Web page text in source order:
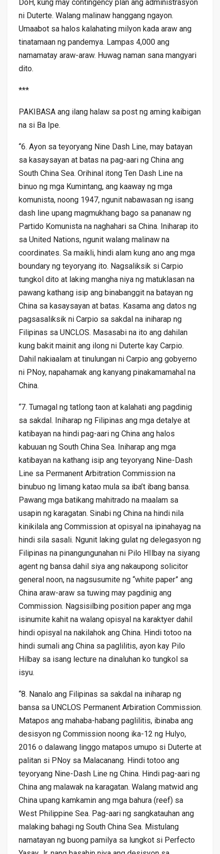
DoH, kung may contingency plan ang administrasyon
ni Duterte. Walang malinaw hanggang ngayon.
Umaabot sa halos kalahating milyon kada araw ang
tinatamaan ng pandemya. Lampas 4,000 ang
namamatay araw-araw. Huwag naman sana mangyari
dito.
***
PAKIBASA ang ilang halaw sa post ng aming kaibigan
na si Ba Ipe.
“6. Ayon sa teyoryang Nine Dash Line, may batayan
sa kasaysayan at batas na pag-aari ng China ang
South China Sea. Orihinal itong Ten Dash Line na
binuo ng mga Kumintang, ang kaaway ng mga
komunista, noong 1947, ngunit nabawasan ng isang
dash line upang magmukhang bago sa pananaw ng
Partido Komunista na naghahari sa China. Iniharap ito
sa United Nations, ngunit walang malinaw na
coordinates. Sa maikli, hindi alam kung ano ang mga
boundary ng teyoryang ito. Nagsaliksik si Carpio
tungkol dito at laking mangha niya ng matuklasan na
pawang kathang isip ang binabanggit na batayan ng
China sa kasaysayan at batas. Kasama ang datos ng
pagsasaliksik ni Carpio sa sakdal na iniharap ng
Filipinas sa UNCLOS. Masasabi na ito ang dahilan
kung bakit mainit ang ilong ni Duterte kay Carpio.
Dahil nakiaalam at tinulungan ni Carpio ang gobyerno
ni PNoy, napahamak ang kanyang pinakamamahal na
China.
“7. Tumagal ng tatlong taon at kalahati ang pagdinig
sa sakdal. Iniharap ng Filipinas ang mga detalye at
katibayan na hindi pag-aari ng China ang halos
kabuuan ng South China Sea. Iniharap ang mga
katibayan na kathang isip ang teyoryang Nine-Dash
Line sa Permanent Arbitration Commission na
binubuo ng limang katao mula sa iba’t ibang bansa.
Pawang mga batikang mahitrado na maalam sa
usapin ng karagatan. Sinabi ng China na hindi nila
kinikilala ang Commission at opisyal na ipinahayag na
hindi sila sasali. Ngunit laking gulat ng delegasyon ng
Filipinas na pinangungunahan ni Pilo HIlbay na siyang
agent ng bansa dahil siya ang nakaupong solicitor
general noon, na nagsusumite ng “white paper” ang
China araw-araw sa tuwing may pagdinig ang
Commission. Nagsisilbing position paper ang mga
isinumite kahit na walang opisyal na karaktyer dahil
hindi opisyal na nakilahok ang China. Hindi totoo na
hindi sumali ang China sa paglilitis, ayon kay Pilo
Hilbay sa isang lecture na dinaluhan ko tungkol sa
isyu.
“8. Nanalo ang Filipinas sa sakdal na iniharap ng
bansa sa UNCLOS Permanent Arbiration Commission.
Matapos ang mahaba-habang paglilitis, ibinaba ang
desisyon ng Commission noong ika-12 ng Hulyo,
2016 o dalawang linggo matapos umupo si Duterte at
palitan si PNoy sa Malacanang. Hindi totoo ang
teyoryang Nine-Dash Line ng China. Hindi pag-aari ng
China ang malawak na karagatan. Walang matwid ang
China upang kamkamin ang mga bahura (reef) sa
West Philippine Sea. Pag-aari ng sangkatauhan ang
malaking bahagi ng South China Sea. Mistulang
namatayan ng buong pamilya sa lungkot si Perfecto